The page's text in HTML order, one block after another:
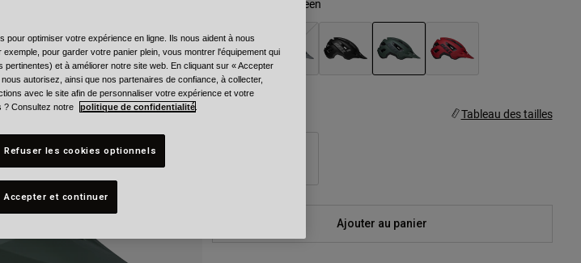
Matte Green
Tableau des tailles
Ajouter au panier
pour optimiser votre expérience en ligne. Ils nous aident à nous
pour garder votre panier plein, vous montrer l'équipement qui
et à améliorer notre site web. En cliquant sur « Accepter
autorisez, ainsi que nos partenaires de confiance, à collecter,
avec le site afin de personnaliser votre expérience et votre
? Consultez notre
politique de confidentialité
Refuser les cookies optionnels
Accepter et continuer